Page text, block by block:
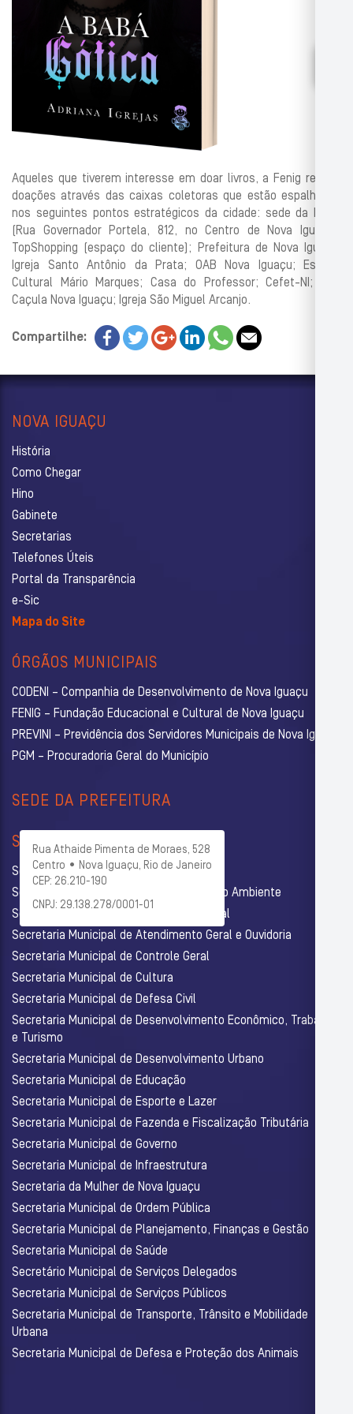
Aqueles que tiverem interesse em doar livros, a Fenig recebe
doações através das caixas coletoras que estão espalhadas
nos seguintes pontos estratégicos da cidade: sede da Fenig
(Rua Governador Portela, 812, no Centro de Nova Iguaçu);
TopShopping (espaço do cliente); Prefeitura de Nova Iguaçu;
Igreja Santo Antônio da Prata; OAB Nova Iguaçu; Espaço
Cultural Mário Marques; Casa do Professor; Cefet-NI; Loja
Caçula Nova Iguaçu; Igreja São Miguel Arcanjo.
Compartilhe:
NOVA IGUAÇU
História
Como Chegar
Hino
Gabinete
Secretarias
Telefones Úteis
Portal da Transparência
e-Sic
Mapa do Site
ÓRGÃOS MUNICIPAIS
CODENI – Companhia de Desenvolvimento de Nova Iguaçu
FENIG – Fundação Educacional e Cultural de Nova Iguaçu
PREVINI – Previdência dos Servidores Municipais de Nova Iguaçu
PGM – Procuradoria Geral do Município
SEDE DA PREFEITURA
Rua Athaide Pimenta de Moraes, 528
Centro • Nova Iguaçu, Rio de Janeiro
CEP: 26.210-190
CNPJ: 29.138.278/0001-01
SECRETARIAS
Secretaria Municipal de Administração
Secretaria Municipal de Agricultura e Meio Ambiente
Secretaria Municipal de Assistência Social
Secretaria Municipal de Atendimento Geral e Ouvidoria
Secretaria Municipal de Controle Geral
Secretaria Municipal de Cultura
Secretaria Municipal de Defesa Civil
Secretaria Municipal de Desenvolvimento Econômico, Trabalho
e Turismo
Secretaria Municipal de Desenvolvimento Urbano
Secretaria Municipal de Educação
Secretaria Municipal de Esporte e Lazer
Secretaria Municipal de Fazenda e Fiscalização Tributária
Secretaria Municipal de Governo
Secretaria Municipal de Infraestrutura
Secretaria da Mulher de Nova Iguaçu
Secretaria Municipal de Ordem Pública
Secretaria Municipal de Planejamento, Finanças e Gestão
Secretaria Municipal de Saúde
Secretário Municipal de Serviços Delegados
Secretaria Municipal de Serviços Públicos
Secretaria Municipal de Transporte, Trânsito e Mobilidade
Urbana
Secretaria Municipal de Defesa e Proteção dos Animais